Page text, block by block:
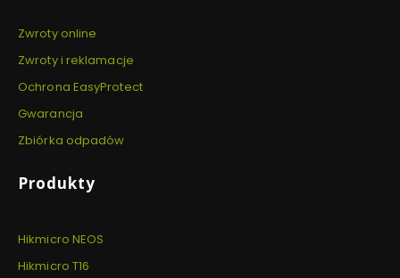
Zwroty online
Zwroty i reklamacje
Ochrona EasyProtect
Gwarancja
Zbiórka odpadów
Produkty
Hikmicro NEOS
Hikmicro T16